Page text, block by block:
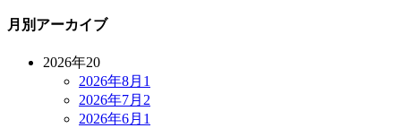
月別アーカイブ
2026年20
2026年8月 1
2026年7月 2
2026年6月 1